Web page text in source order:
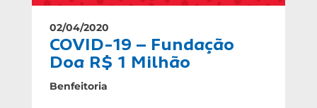
02/04/2020
COVID-19 – Fundação
Doa R$ 1 Milhão
Benfeitoria